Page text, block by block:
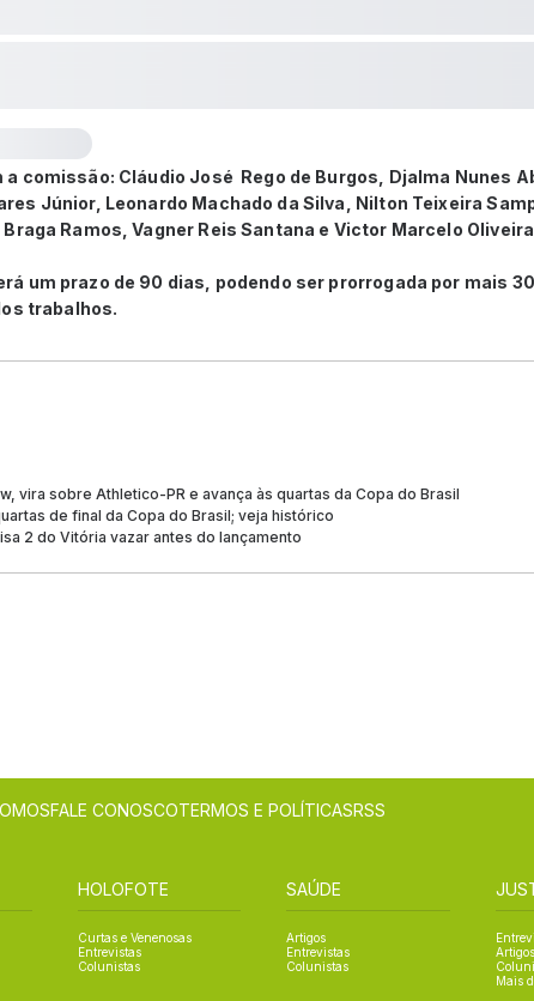
comissão: Cláudio José Rego de Burgos, Djalma Nunes
Júnior, Leonardo Machado da Silva, Nilton Teixeira
Ramos, Vagner Reis Santana e Victor Marcelo
um prazo de 90 dias, podendo ser prorrogada por mais
trabalhos.
vira sobre Athletico-PR e avança às quartas da Copa do Brasil
de final da Copa do Brasil; veja histórico
2 do Vitória vazar antes do lançamento
FALE CONOSCOTERMOS E POLÍTICASRSS
HOLOFOTE
Curtas e Venenosas
Entrevistas
Colunistas
SAÚDE
Artigos
Entrevistas
Colunistas
Artigos
Mais